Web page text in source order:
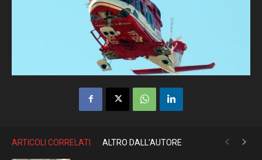
ARTICOLI CORRELATI ALTRO DALL'AUTORE